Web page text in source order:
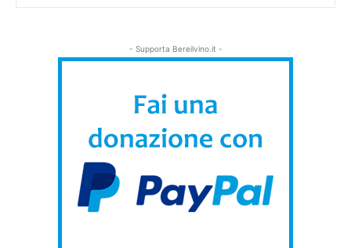
- Supporta Bereilvino.it -